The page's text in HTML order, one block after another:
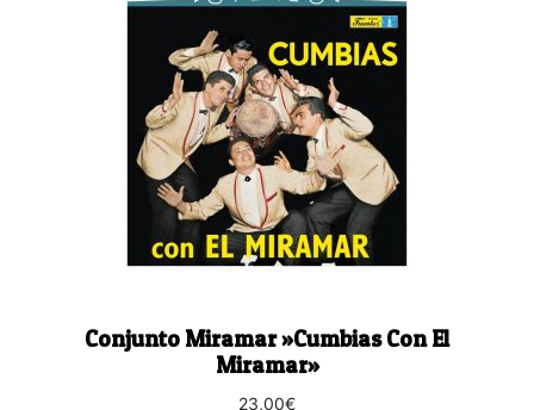
Conjunto Miramar ‎»Cumbias Con El
Miramar»
23,00€